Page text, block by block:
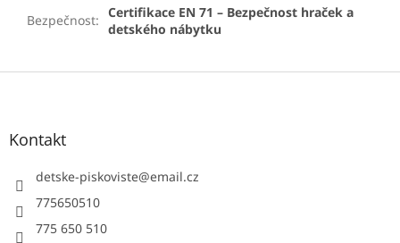
Bezpečnost: Certifikace EN 71 – Bezpečnost hraček a
detského nábytku
Z
Kontakt
detske-piskoviste@email.cz
775650510
775 650 510